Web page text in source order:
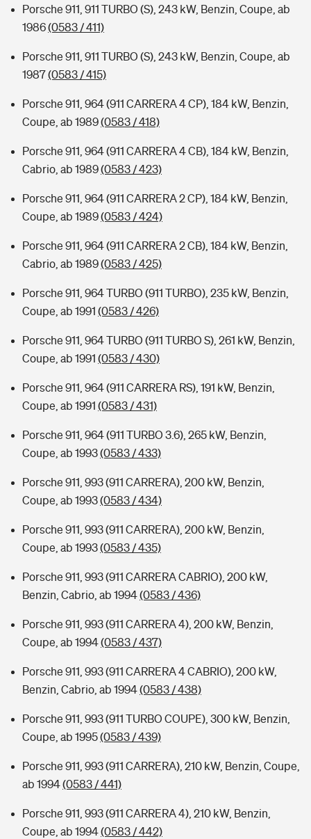
Porsche 911, 911 TURBO (S), 243 kW, Benzin, Coupe, ab
1986(0583 / 411)
Porsche 911, 911 TURBO (S), 243 kW, Benzin, Coupe, ab
1987(0583 / 415)
Porsche 911, 964 (911 CARRERA 4 CP), 184 kW, Benzin,
Coupe, ab 1989(0583 / 418)
Porsche 911, 964 (911 CARRERA 4 CB), 184 kW, Benzin,
Cabrio, ab 1989(0583 / 423)
Porsche 911, 964 (911 CARRERA 2 CP), 184 kW, Benzin,
Coupe, ab 1989(0583 / 424)
Porsche 911, 964 (911 CARRERA 2 CB), 184 kW, Benzin,
Cabrio, ab 1989(0583 / 425)
Porsche 911, 964 TURBO (911 TURBO), 235 kW, Benzin,
Coupe, ab 1991 (0583 / 426)
Porsche 911, 964 TURBO (911 TURBO S), 261 kW, Benzin,
Coupe, ab 1991 (0583 / 430)
Porsche 911, 964 (911 CARRERA RS), 191 kW, Benzin,
Coupe, ab 1991 (0583 / 431)
Porsche 911, 964 (911 TURBO 3.6), 265 kW, Benzin,
Coupe, ab 1993(0583 / 433)
Porsche 911, 993 (911 CARRERA), 200 kW, Benzin,
Coupe, ab 1993(0583 / 434)
Porsche 911, 993 (911 CARRERA), 200 kW, Benzin,
Coupe, ab 1993(0583 / 435)
Porsche 911, 993 (911 CARRERA CABRIO), 200 kW,
Benzin, Cabrio, ab 1994(0583 / 436)
Porsche 911, 993 (911 CARRERA 4), 200 kW, Benzin,
Coupe, ab 1994(0583 / 437)
Porsche 911, 993 (911 CARRERA 4 CABRIO), 200 kW,
Benzin, Cabrio, ab 1994(0583 / 438)
Porsche 911, 993 (911 TURBO COUPE), 300 kW, Benzin,
Coupe, ab 1995(0583 / 439)
Porsche 911, 993 (911 CARRERA), 210 kW, Benzin, Coupe,
ab 1994(0583 / 441)
Porsche 911, 993 (911 CARRERA 4), 210 kW, Benzin,
Coupe, ab 1994(0583 / 442)